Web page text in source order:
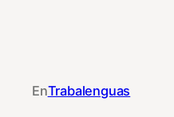
EnTrabalenguas